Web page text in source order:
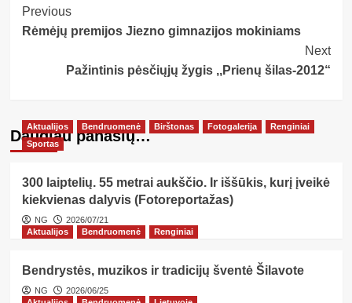
Post
Navigation
Previous
Rėmėjų premijos Jiezno gimnazijos mokiniams
Next
Pažintinis pėsčiųjų žygis ,,Prienų šilas-2012“
Daugiau panašių…
Aktualijos Bendruomenė Birštonas Fotogalerija
Renginiai
Sportas
300 laiptelių. 55 metrai aukščio. Ir iššūkis, kurį įveikė
kiekvienas dalyvis (Fotoreportažas)
NG
2026/07/21
Aktualijos
Bendruomenė Renginiai
Bendrystės, muzikos ir tradicijų šventė Šilavote
NG
2026/06/25